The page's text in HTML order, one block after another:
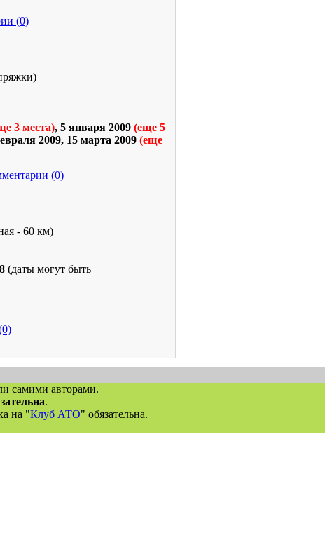
(0)
3 места), 5 января 2009 (еще 5
2009, 15 марта 2009 (еще
(0)
- 60 км)
(даты могут быть
самими авторами.
.
на "Клуб АТО" обязательна.